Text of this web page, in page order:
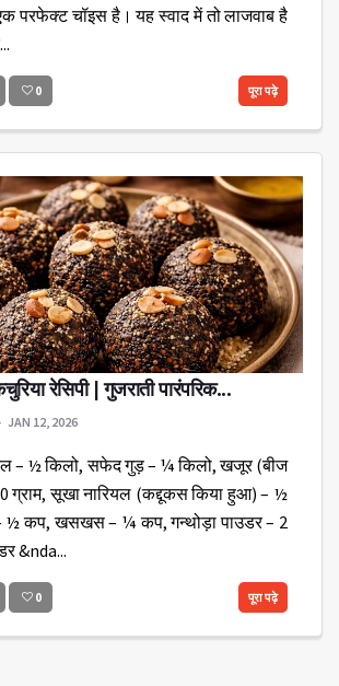
परफेक्ट चॉइस है। यह स्वाद में तो लाजवाब है
0 पूरा पढ़े
रेसिपी | गुजराती पारंपरिक...
JAN 12, 2026
– ½ किलो, सफेद गुड़ – ¼ किलो, खजूर (बीज
ग्राम, सूखा नारियल (कद्दूकस किया हुआ) – ½
½ कप, खसखस – ¼ कप, गन्थोड़ा पाउडर – 2
&nda...
0 पूरा पढ़े